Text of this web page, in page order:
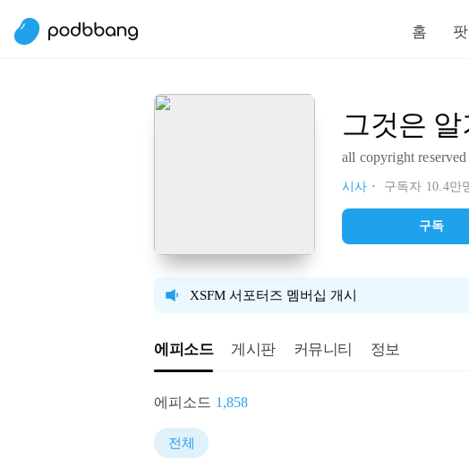
홈
그것은
all copyright
시사 구독자 10.4만
구독
XSFM 서포터즈 멤버십 개시
에피소드 게시판 커뮤니티 정보
에피소드 1,858
전체